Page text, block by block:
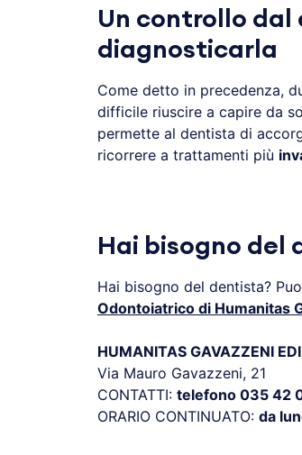
Un controllo
diagnosticarla
Come detto in precedenza,
difficile riuscire a capire da
permette al dentista di
ricorrere a trattamenti più
Hai bisogno del
Hai bisogno del dentista?
Odontoiatrico di Humanitas
HUMANITAS GAVAZZENI
Via Mauro Gavazzeni, 21
CONTATTI: telefono 035 42
ORARIO CONTINUATO: da